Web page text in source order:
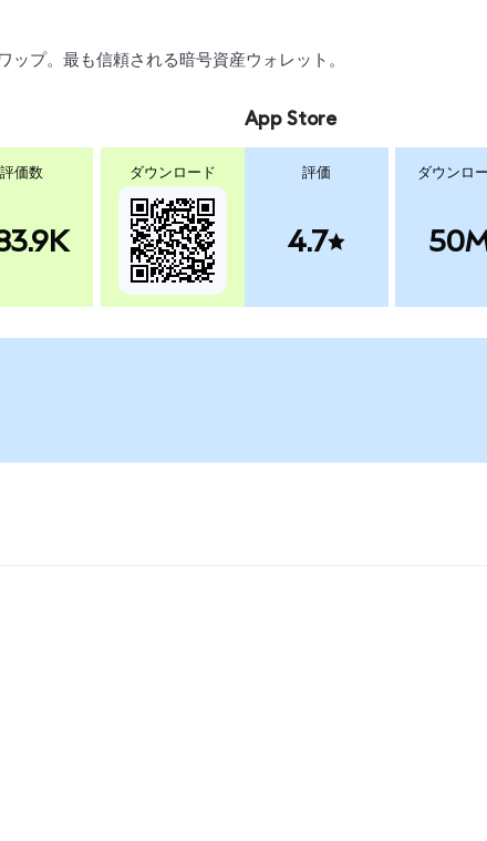
プ。最も信頼される暗号資産ウォレット。
評価数 ダウンロード
App Store
評価
4.7
ダウンロ